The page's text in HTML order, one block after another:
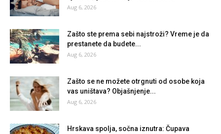
Aug 6, 2026
Zašto ste prema sebi najstroži? Vreme je da
prestanete da budete...
Aug 6, 2026
Zašto se ne možete otrgnuti od osobe koja
vas uništava? Objašnjenje...
Aug 6, 2026
Hrskava spolja, sočna iznutra: Čupava